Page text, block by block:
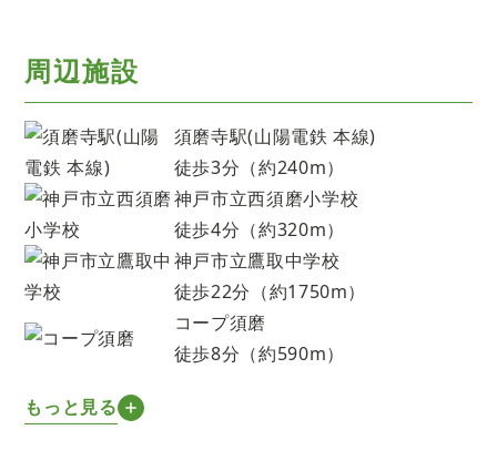
周辺施設
須磨寺駅(山陽電鉄 本線)
徒歩3分（約240m）
神戸市立西須磨小学校
徒歩4分（約320m）
神戸市立鷹取中学校
徒歩22分（約1750m）
コープ須磨
徒歩8分（約590m）
もっと見る